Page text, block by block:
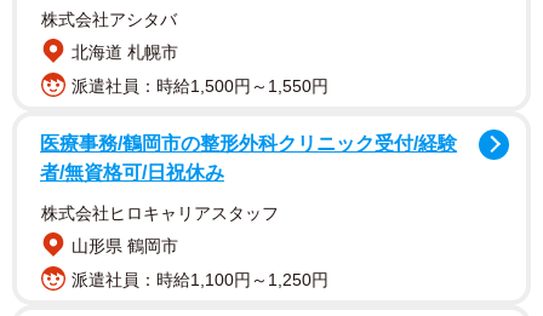
ークルの1学年上の先輩たちから「第一志望に内定をもらっ
た」「今のところ3社から内定をもらっているけれど、本命
はこれから」といった話を聞くようになった、大学2年の冬
「3年の夏にはサマーインターンに参加して、早期選考をい
くつか受けておいたほうがいいよ」
「大手ばかり受けると、インターンに全滅することもある
から、身の丈に合った企業も受けた方がいいよ」
株式会社アシタバ
北海道 札幌市
派遣社員：時給1,500円～1,550円
医療事務/鶴岡市の整形外科クリニック受付/経験
者/無資格可/日祝休み
株式会社ヒロキャリアスタッフ
山形県 鶴岡市
派遣社員：時給1,100円～1,250円